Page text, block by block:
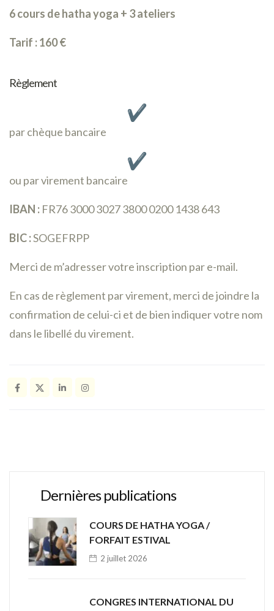
6 cours de hatha yoga + 3 ateliers
Tarif : 160 €
Règlement
par chèque bancaire
ou par virement bancaire
IBAN : FR76 3000 3027 3800 0200 1438 643
BIC :SOGEFRPP
Merci de m’adresser votre inscription par e-mail.
En cas de règlement par virement, merci de joindre la
confirmation de celui-ci et de bien indiquer votre nom
dans le libellé du virement.
Dernières publications
COURS DE HATHA YOGA /
FORFAIT ESTIVAL
2 juillet 2026
CONGRES INTERNATIONAL DU